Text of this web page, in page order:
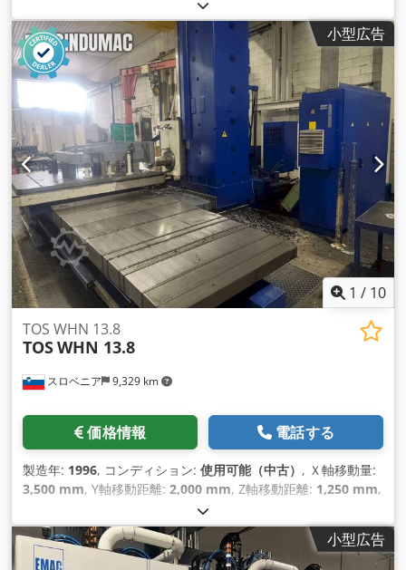
小型広告
1 / 10
スロベニア 9,329 km
TOS WHN 13.8
TOSWHN 13.8
価格情報 電話する
製造年: 1996, コンディション: 使用可能（中古） , Ｘ軸移動量:
3,500 mm, Y軸移動距離: 2,000 mm, Z軸移動距離: 1,250 mm,
HEIDENHAIN
TNC 426, 主軸回転速度（最大）:2,500 回転/分, 軸数:5,
小型広告